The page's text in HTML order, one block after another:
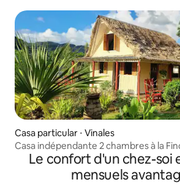
Casa particular ⋅ Vinales
Casa indépendante 2 chambres à la
Le confort d'un chez-soi
mensuels